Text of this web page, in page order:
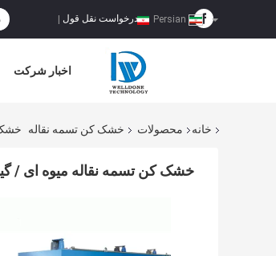
درخواست نقل قول
اخبار شرکت
خانه محصولات خشک کن تسمه نقاله خشک
خشک کن تسمه نقاله میوه ای /